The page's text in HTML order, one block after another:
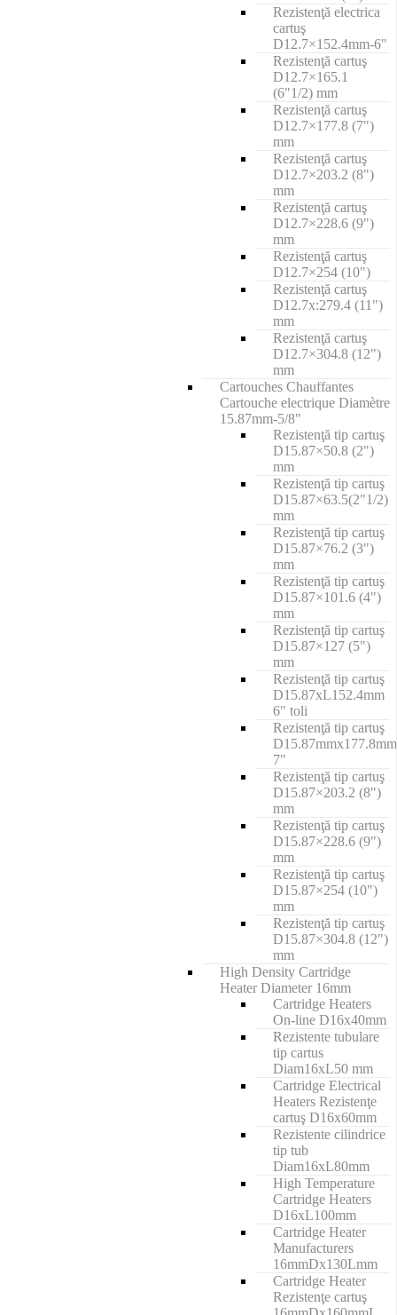
Rezistenţă electrica
cartuş
D12.7×152.4mm-6"
Rezistenţă cartuş
D12.7×165.1
(6"1/2) mm
Rezistenţă cartuş
D12.7×177.8 (7")
mm
Rezistenţă cartuş
D12.7×203.2 (8")
mm
Rezistenţă cartuş
D12.7×228.6 (9")
mm
Rezistenţă cartuş
D12.7×254 (10")
Rezistenţă cartuş
D12.7x:279.4 (11")
mm
Rezistenţă cartuş
D12.7×304.8 (12")
mm
Cartouches Chauffantes
Cartouche electrique Diamètre
15.87mm-5/8"
Rezistenţă tip cartuş
D15.87×50.8 (2")
mm
Rezistenţă tip cartuş
D15.87×63.5(2"1/2)
mm
Rezistenţă tip cartuş
D15.87×76.2 (3")
mm
Rezistenţă tip cartuş
D15.87×101.6 (4")
mm
Rezistenţă tip cartuş
D15.87×127 (5")
mm
Rezistenţă tip cartuş
D15.87xL152.4mm
6" toli
Rezistenţă tip cartuş
D15.87mmx177.8mm
7"
Rezistenţă tip cartuş
D15.87×203.2 (8")
mm
Rezistenţă tip cartuş
D15.87×228.6 (9")
mm
Rezistenţă tip cartuş
D15.87×254 (10")
mm
Rezistenţă tip cartuş
D15.87×304.8 (12")
mm
High Density Cartridge
Heater Diameter 16mm
Cartridge Heaters
On-line D16x40mm
Rezistente tubulare
tip cartus
Diam16xL50 mm
Cartridge Electrical
Heaters Rezistenţe
cartuş D16x60mm
Rezistente cilindrice
tip tub
Diam16xL80mm
High Temperature
Cartridge Heaters
D16xL100mm
Cartridge Heater
Manufacturers
16mmDx130Lmm
Cartridge Heater
Rezistenţe cartuş